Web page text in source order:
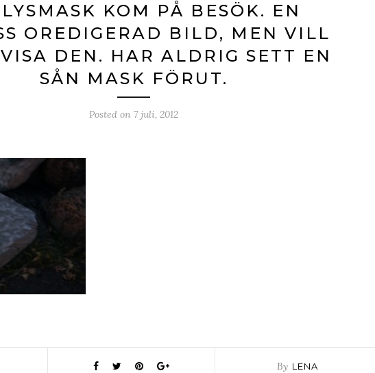
KOM PÅ BESÖK. EN
OREDIGERAD BILD, MEN VILL
DEN. HAR ALDRIG SETT EN
SÅN MASK FÖRUT.
Posted on 7 juli, 2012
By LENA